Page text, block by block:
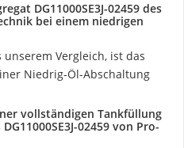
DG11000SE3J-02459 des
bei einem niedrigen
Vergleich, ist das
Niedrig-Öl-Abschaltung
vollständigen Tankfüllung
02459 von Pro-